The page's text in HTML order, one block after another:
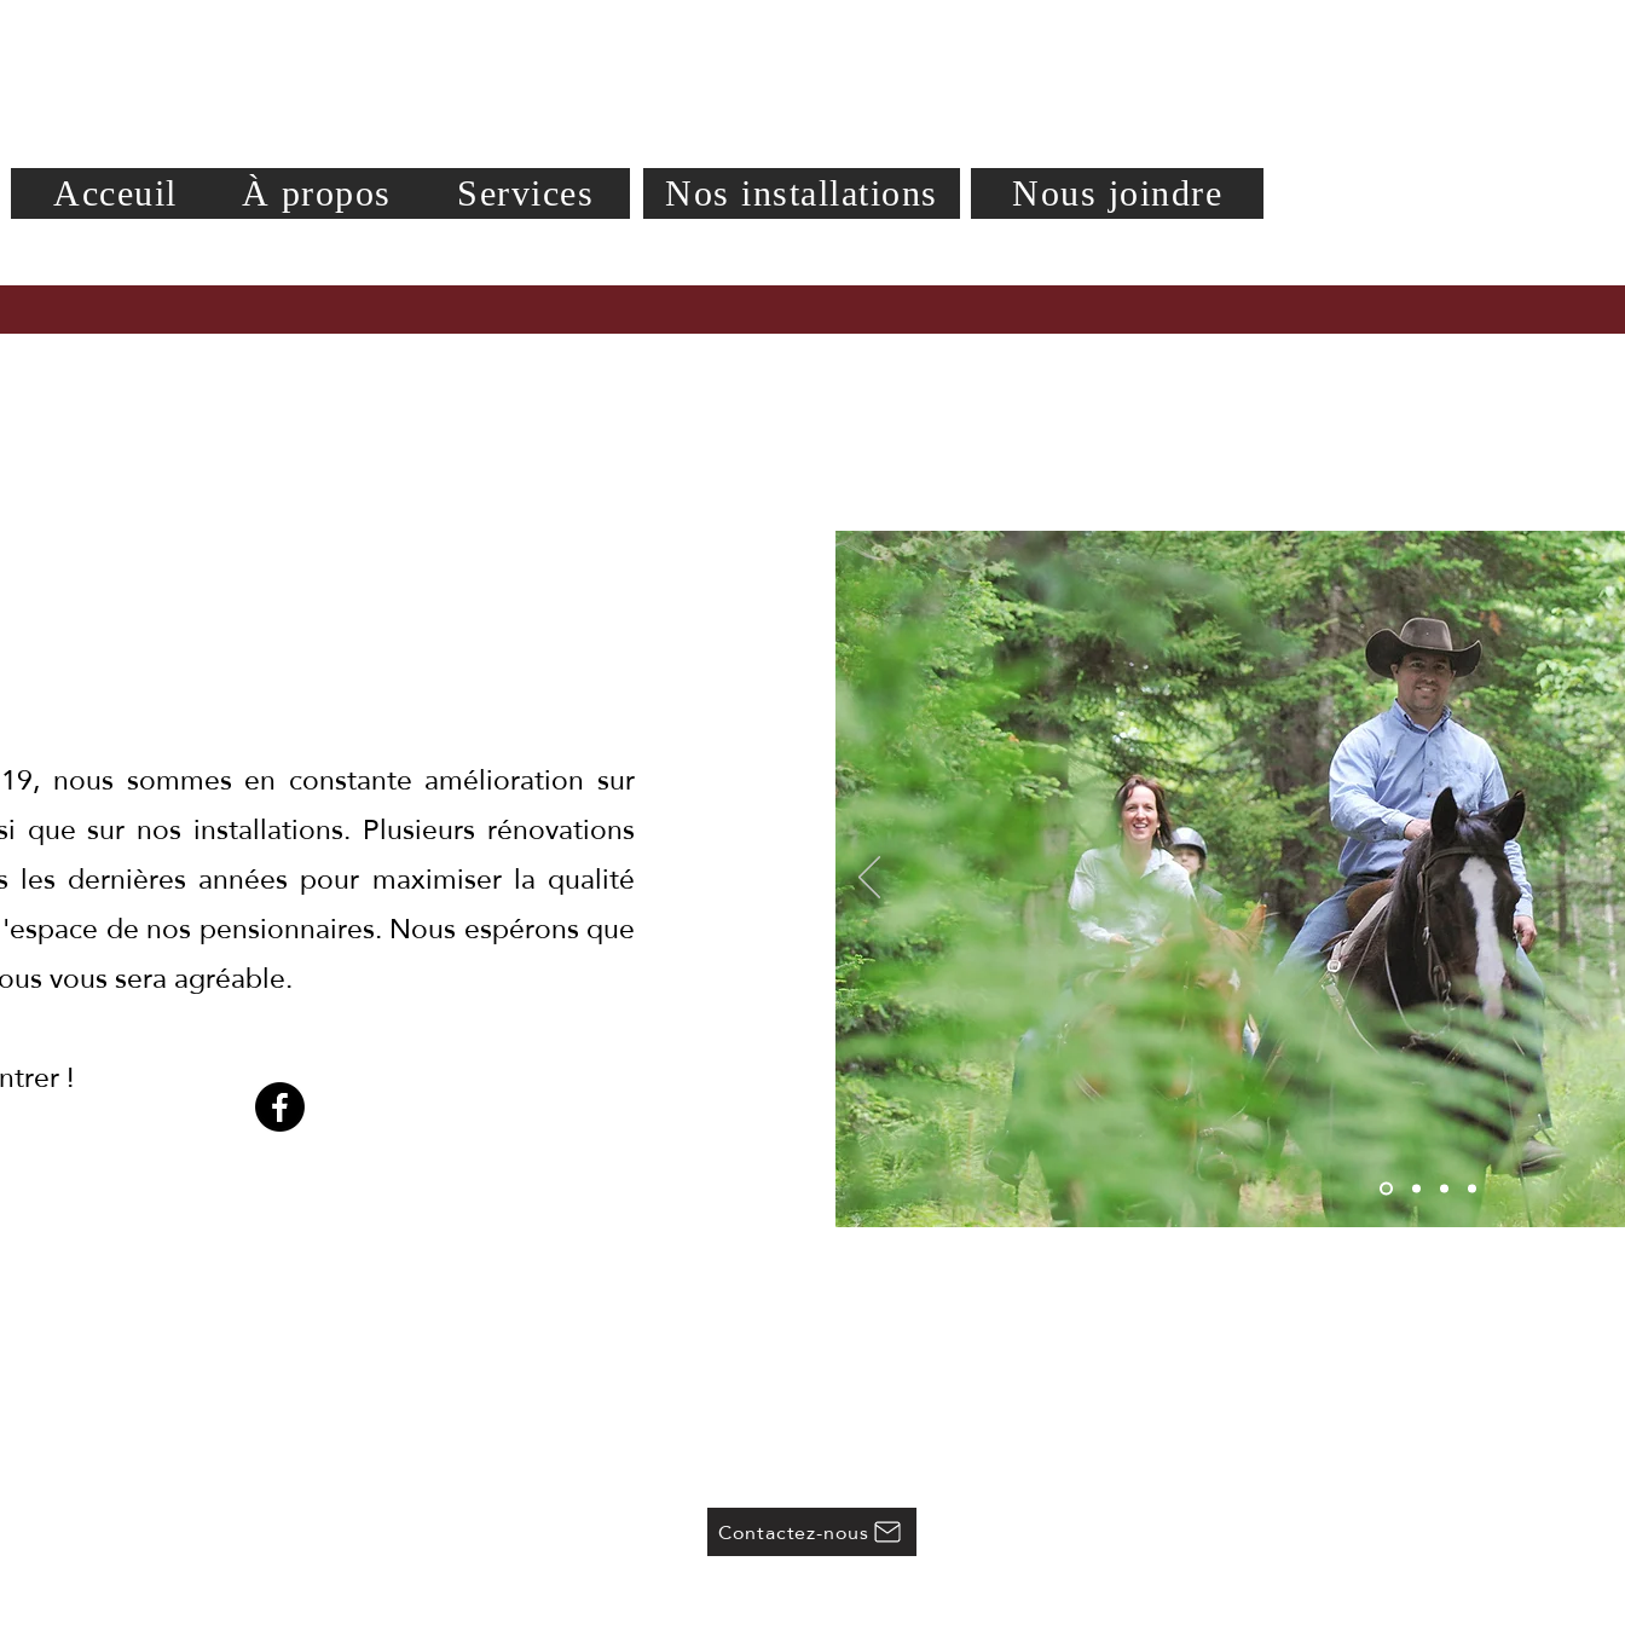
Acceuil À propos Services Nos installations Nous joindre
nous sommes en constante amélioration sur
que sur nos installations. Plusieurs rénovations
dernières années pour maximiser la qualité
de nos pensionnaires. Nous espérons que
vous sera agréable.
!
Contactez-nous